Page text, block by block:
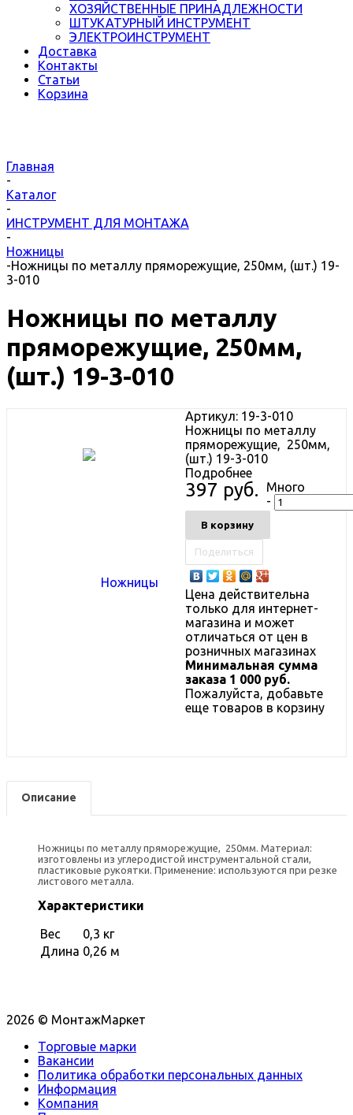
ХОЗЯЙСТВЕННЫЕ ПРИНАДЛЕЖНОСТИ
ШТУКАТУРНЫЙ ИНСТРУМЕНТ
ЭЛЕКТРОИНСТРУМЕНТ
Доставка
Контакты
Статьи
Корзина
Главная
-
Каталог
-
ИНСТРУМЕНТ ДЛЯ МОНТАЖА
-
Ножницы
-Ножницы по металлу пряморежущие, 250мм, (шт.) 19-
3-010
Ножницы по металлу
пряморежущие, 250мм,
(шт.) 19-3-010
Артикул: 19-3-010
Ножницы по металлу
пряморежущие, 250мм,
(шт.) 19-3-010
Подробнее
397 руб.
Много
-
В корзину
Поделиться
Цена действительна
только для интернет-
магазина и может
отличаться от цен в
розничных магазинах
Минимальная сумма
заказа 1 000 руб.
Пожалуйста, добавьте
еще товаров в корзину
Описание
Ножницы по металлу пряморежущие, 250мм. Материал:
изготовлены из углеродистой инструментальной стали,
пластиковые рукоятки. Применение: используются при резке
листового металла.
Характеристики
Вес
0,3 кг
Длина 0,26 м
2026 © МонтажМаркет
Торговые марки
Вакансии
Политика обработки персональных данных
Информация
Компания